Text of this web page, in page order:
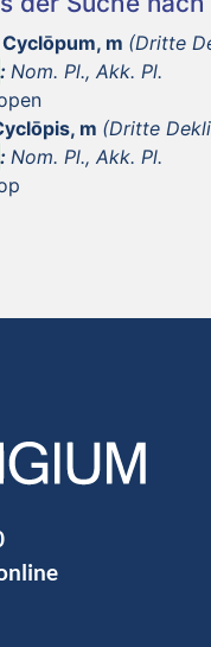
m (Dritte
: Nom. Pl., Akk. Pl.
m (Dritte
: Nom. Pl., Akk. Pl.